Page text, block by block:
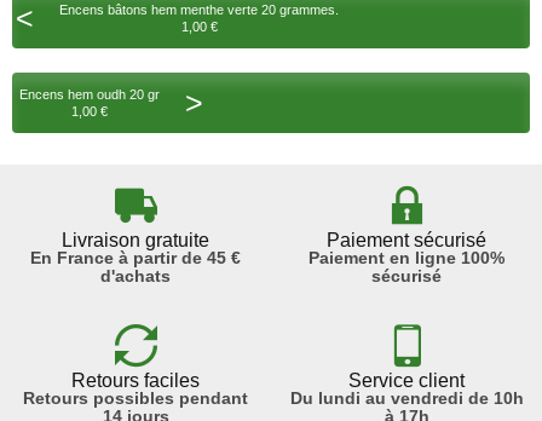
<
Encens bâtons hem menthe verte 20 grammes.
1,00 €
Encens hem oudh 20 gr
1,00 €
>
Livraison gratuite
En France à partir de 45 €
d'achats
Paiement sécurisé
Paiement en ligne 100%
sécurisé
Retours faciles
Retours possibles pendant
14 jours
Service client
Du lundi au vendredi de 10h
à 17h